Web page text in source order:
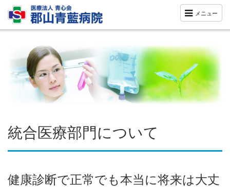
メニュー
統合医療部門について
健康診断で正常でも本当に将来は大丈